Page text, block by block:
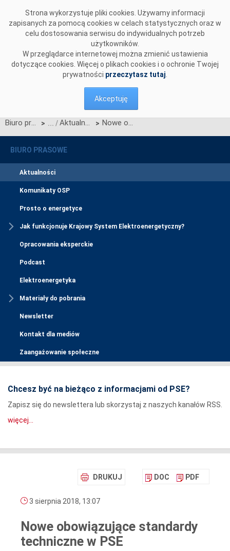
Strona wykorzystuje pliki cookies. Używamy informacji
zapisanych za pomocą cookies w celach statystycznych oraz w
celu dostosowania serwisu do indywidualnych potrzeb
użytkowników.
W przeglądarce internetowej można zmienić ustawienia
dotyczące cookies. Więcej o plikach cookies i o ochronie Twojej
prywatności przeczytasz tutaj
Akceptuję
Biuro prasowe > Aktualności > Nowe obowiązujące standardy techniczne w PSE
BIURO PRASOWE
Aktualności
Komunikaty OSP
Prosto o energetyce
Jak funkcjonuje Krajowy System Elektroenergetyczny?
Opracowania eksperckie
Podcast
Elektroenergetyka
Materiały do pobrania
Newsletter
Kontakt dla mediów
Zaangażowanie społeczne
Chcesz być na bieżąco z informacjami od PSE?
Zapisz się do newslettera lub skorzystaj z naszych kanałów RSS.
więcej...
DRUKUJ DOC PDF
3 sierpnia 2018, 13:07
Nowe obowiązujące standardy
techniczne w PSE